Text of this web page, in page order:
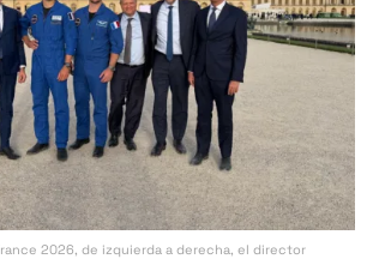
2026, de izquierda a derecha, el director